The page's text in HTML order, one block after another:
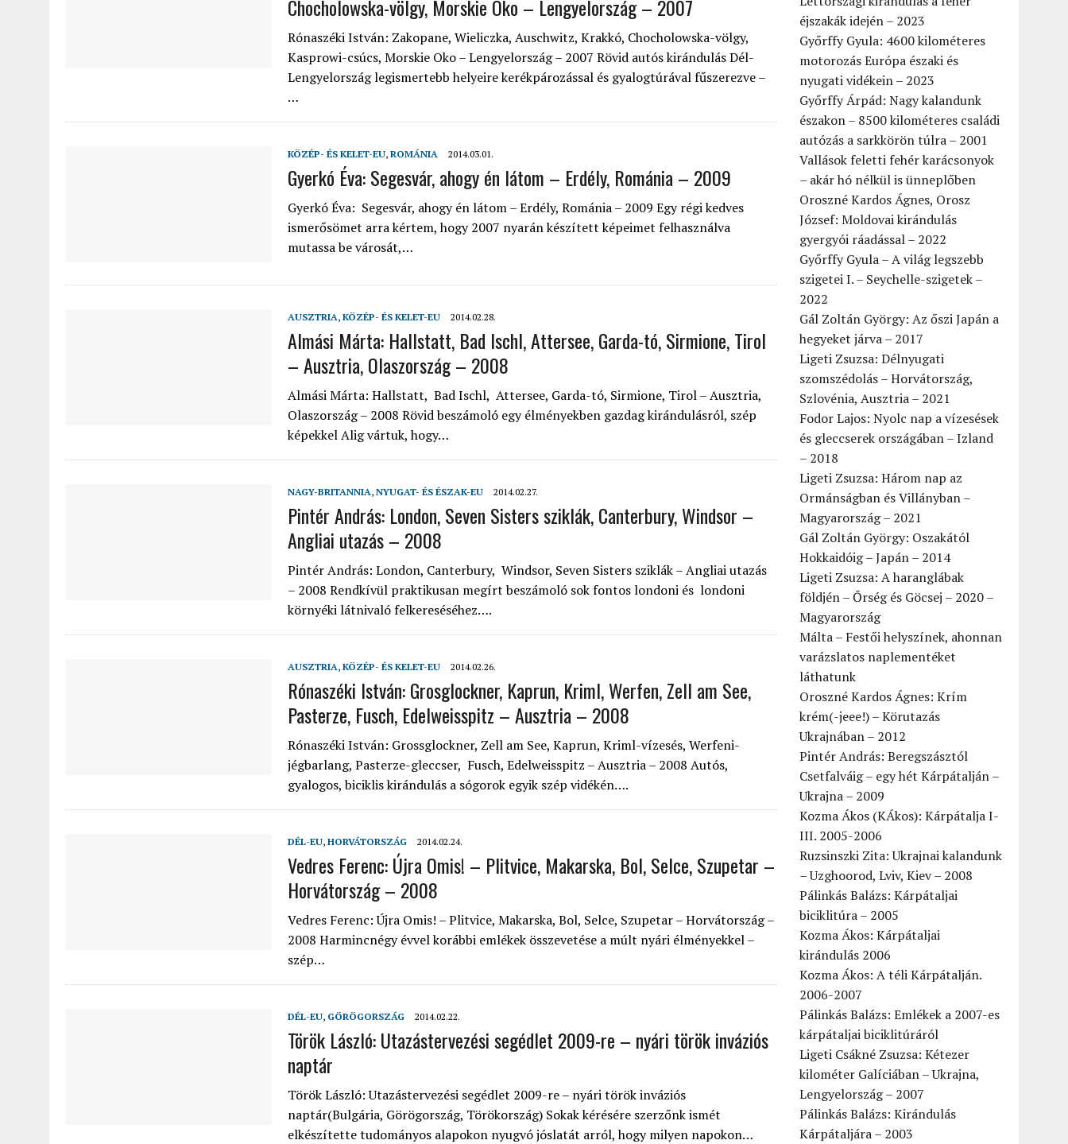
FODOR LAJOS: NYOLC NAP A VÍZESÉSEK ÉS GLECCSEREK ORSZÁGÁBAN – IZLAND – 2018
EURÓPA LEGFONTOSABB VÁROSAI A DIGITÁLIS NOMÁDOK SZÁMÁRA 2026-BAN
Chocholowska-völgy, Morskie Oko – Lengyelország – 2007
Rónaszéki István: Zakopane, Wieliczka, Auschwitz, Krakkó, Chocholowska-völgy,
Kasprowi-csúcs, Morskie Oko – Lengyelország – 2007 Rövid autós kirándulás Dél-
Lengyelország legismertebb helyeire kerékpározással és gyalogtúrával fűszerezve –
…
KÖZÉP- ÉS KELET-EU, ROMÁNIA 2014.03.01.
Gyerkó Éva: Segesvár, ahogy én látom – Erdély, Románia – 2009
Gyerkó Éva: Segesvár, ahogy én látom – Erdély, Románia – 2009 Egy régi kedves
ismerősömet arra kértem, hogy 2007 nyarán készített képeimet felhasználva
mutassa be városát,…
AUSZTRIA, KÖZÉP- ÉS KELET-EU 2014.02.28.
Almási Márta: Hallstatt, Bad Ischl, Attersee, Garda-tó, Sirmione, Tirol
– Ausztria, Olaszország – 2008
Almási Márta: Hallstatt, Bad Ischl, Attersee, Garda-tó, Sirmione, Tirol – Ausztria,
Olaszország – 2008 Rövid beszámoló egy élményekben gazdag kirándulásról, szép
képekkel Alig vártuk, hogy…
NAGY-BRITANNIA, NYUGAT- ÉS ÉSZAK-EU 2014.02.27.
Pintér András: London, Seven Sisters sziklák, Canterbury, Windsor –
Angliai utazás – 2008
Pintér András: London, Canterbury, Windsor, Seven Sisters sziklák – Angliai utazás
– 2008 Rendkívül praktikusan megírt beszámoló sok fontos londoni és londoni
környéki látnivaló felkereséséhez….
AUSZTRIA, KÖZÉP- ÉS KELET-EU 2014.02.26.
Rónaszéki István: Grosglockner, Kaprun, Kriml, Werfen, Zell am See,
Pasterze, Fusch, Edelweisspitz – Ausztria – 2008
Rónaszéki István: Grossglockner, Zell am See, Kaprun, Kriml-vízesés, Werfeni-
jégbarlang, Pasterze-gleccser, Fusch, Edelweisspitz – Ausztria – 2008 Autós,
gyalogos, biciklis kirándulás a sógorok egyik szép vidékén….
DÉL-EU, HORVÁTORSZÁG 2014.02.24.
Vedres Ferenc: Újra Omis! – Plitvice, Makarska, Bol, Selce, Szupetar –
Horvátország – 2008
Vedres Ferenc: Újra Omis! – Plitvice, Makarska, Bol, Selce, Szupetar – Horvátország –
2008 Harmincnégy évvel korábbi emlékek összevetése a múlt nyári élményekkel –
szép…
DÉL-EU, GÖRÖGORSZÁG 2014.02.22.
Török László: Utazástervezési segédlet 2009-re – nyári török inváziós
naptár
Török László: Utazástervezési segédlet 2009-re – nyári török inváziós
naptár(Bulgária, Görögország, Törökország) Sokak kérésére szerzőnk ismét
elkészítette tudományos alapokon nyugvó jóslatát arról, hogy milyen napokon…
éjszakák idején – 2023
Győrffy Gyula: 4600 kilométeres
motorozás Európa északi és
nyugati vidékein – 2023
Győrffy Árpád: Nagy kalandunk
északon – 8500 kilométeres családi
autózás a sarkkörön túlra – 2001
Vallások feletti fehér karácsonyok
– akár hó nélkül is ünneplőben
Oroszné Kardos Ágnes, Orosz
József: Moldovai kirándulás
gyergyói ráadással – 2022
Győrffy Gyula – A világ legszebb
szigetei I. – Seychelle-szigetek –
2022
Gál Zoltán György: Az őszi Japán a
hegyeket járva – 2017
Ligeti Zsuzsa: Délnyugati
szomszédolás – Horvátország,
Szlovénia, Ausztria – 2021
Fodor Lajos: Nyolc nap a vízesések
és gleccserek országában – Izland
– 2018
Ligeti Zsuzsa: Három nap az
Ormánságban és Villányban –
Magyarország – 2021
Gál Zoltán György: Oszakától
Hokkaidóig – Japán – 2014
Ligeti Zsuzsa: A haranglábak
földjén – Őrség és Göcsej – 2020 –
Magyarország
Málta – Festői helyszínek, ahonnan
varázslatos naplementéket
láthatunk
Oroszné Kardos Ágnes: Krím
krém(-jeee!) – Körutazás
Ukrajnában – 2012
Pintér András: Beregszásztól
Csetfalváig – egy hét Kárpátalján –
Ukrajna – 2009
Kozma Ákos (KÁkos): Kárpátalja I-
III. 2005-2006
Ruzsinszki Zita: Ukrajnai kalandunk
– Uzghoorod, Lviv, Kiev – 2008
Pálinkás Balázs: Kárpátaljai
biciklitúra – 2005
Kozma Ákos: Kárpátaljai
kirándulás 2006
Kozma Ákos: A téli Kárpátalján.
2006-2007
Pálinkás Balázs: Emlékek a 2007-es
kárpátaljai biciklitúráról
Ligeti Csákné Zsuzsa: Kétezer
kilométer Galíciában – Ukrajna,
Lengyelország – 2007
Pálinkás Balázs: Kirándulás
Kárpátaljára – 2003